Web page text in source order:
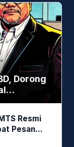
Dorong
Resmi
Pesan